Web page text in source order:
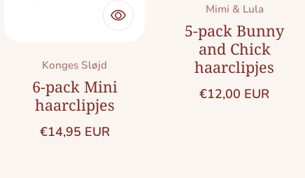
Merk:
Konges Sløjd
6-pack Mini
haarclipjes
Normale prijs
€14,95 EUR
Merk:
Mimi & Lula
5-pack Bunny
and Chick
haarclipjes
Normale prijs
€12,00 EUR